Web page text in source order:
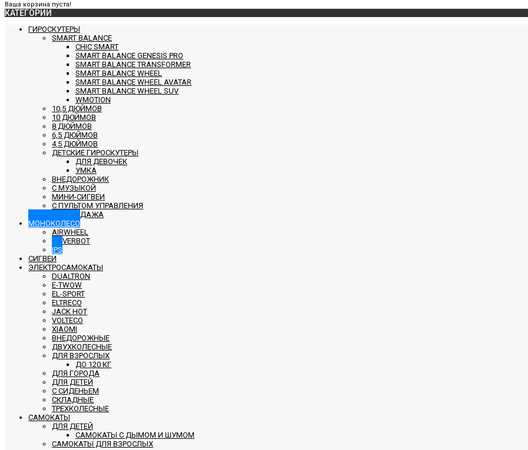
Ваша корзина пуста!
КАТЕГОРИИ
ГИРОСКУТЕРЫ
SMART BALANCE
CHIC SMART
SMART BALANCE GENESIS PRO
SMART BALANCE TRANSFORMER
SMART BALANCE WHEEL
SMART BALANCE WHEEL AVATAR
SMART BALANCE WHEEL SUV
WMOTION
10,5 ДЮЙМОВ
10 ДЮЙМОВ
8 ДЮЙМОВ
6,5 ДЮЙМОВ
4,5 ДЮЙМОВ
ДЕТСКИЕ ГИРОСКУТЕРЫ
ДЛЯ ДЕВОЧЕК
УМКА
ВНЕДОРОЖНИК
С МУЗЫКОЙ
МИНИ-СИГВЕИ
С ПУЛЬТОМ УПРАВЛЕНИЯ
РАСПРОДАЖА
МОНОКОЛЕСО
AIRWHEEL
HOVERBOT
IPS
СИГВЕИ
ЭЛЕКТРОСАМОКАТЫ
DUALTRON
E-TWOW
EL-SPORT
ELTRECO
JACK HOT
VOLTECO
XIAOMI
ВНЕДОРОЖНЫЕ
ДВУХКОЛЕСНЫЕ
ДЛЯ ВЗРОСЛЫХ
ДО 120 КГ
ДЛЯ ГОРОДА
ДЛЯ ДЕТЕЙ
С СИДЕНЬЕМ
СКЛАДНЫЕ
ТРЕХКОЛЕСНЫЕ
САМОКАТЫ
ДЛЯ ДЕТЕЙ
САМОКАТЫ С ДЫМОМ И ШУМОМ
САМОКАТЫ ДЛЯ ВЗРОСЛЫХ